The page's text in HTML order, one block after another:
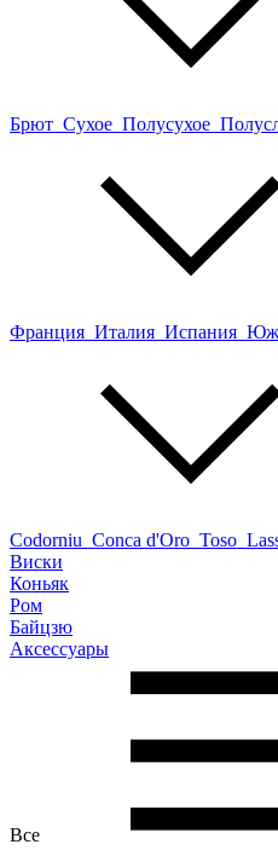
Брют Сухое Полусухое
Франция Италия Испания
Codorniu Conca d'Oro Toso
Виски
Коньяк
Ром
Байцзю
Аксессуары
Все